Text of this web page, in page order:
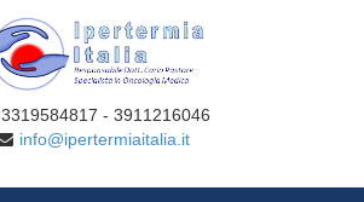
3319584817 - 3911216046
info@ipertermiaitalia.it